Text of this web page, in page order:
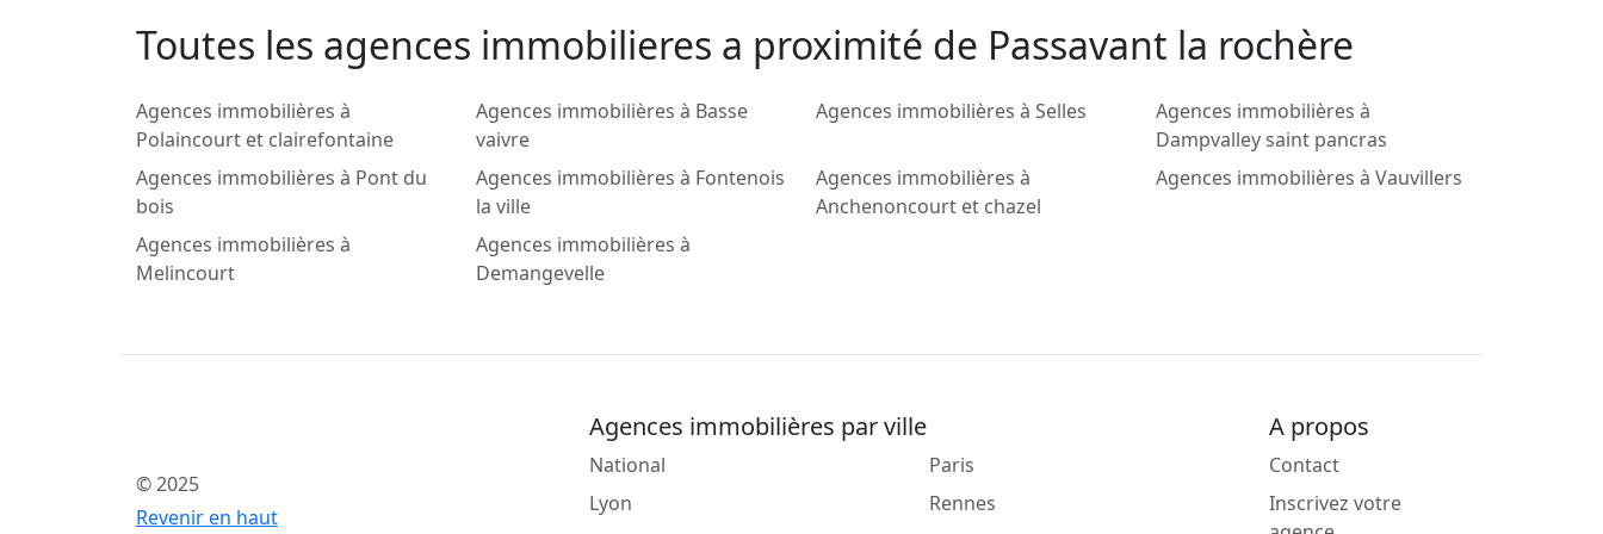
Toutes les agences immobilieres a proximité de Passavant la rochère
Agences immobilières à
Polaincourt et clairefontaine
Agences immobilières à Basse
vaivre
Agences immobilières à Selles
Agences immobilières à
Dampvalley saint pancras
Agences immobilières à Pont du
bois
Agences immobilières à Fontenois
la ville
Agences immobilières à
Anchenoncourt et chazel
Agences immobilières à Vauvillers
Agences immobilières à
Melincourt
Agences immobilières à
Demangevelle
© 2025
Revenir en haut
Agences immobilières par ville
National
Lyon
Paris
Rennes
A propos
Contact
Inscrivez votre